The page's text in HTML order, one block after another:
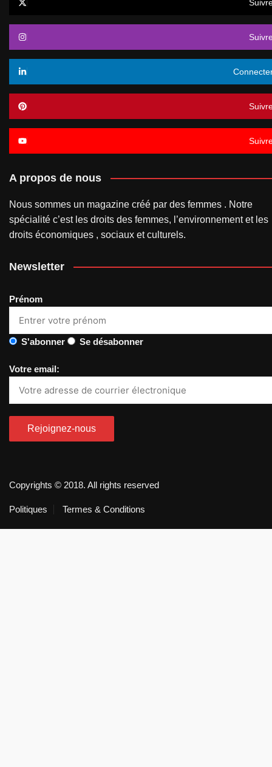
A propos de nous
Nous sommes un magazine créé par des femmes . Notre
spécialité c’est les droits des femmes, l’environnement et les
droits économiques , sociaux et culturels.
Newsletter
Prénom
S'abonner Se désabonner
Votre email:
Copyrights © 2018. All rights reserved
Politiques Termes & Conditions